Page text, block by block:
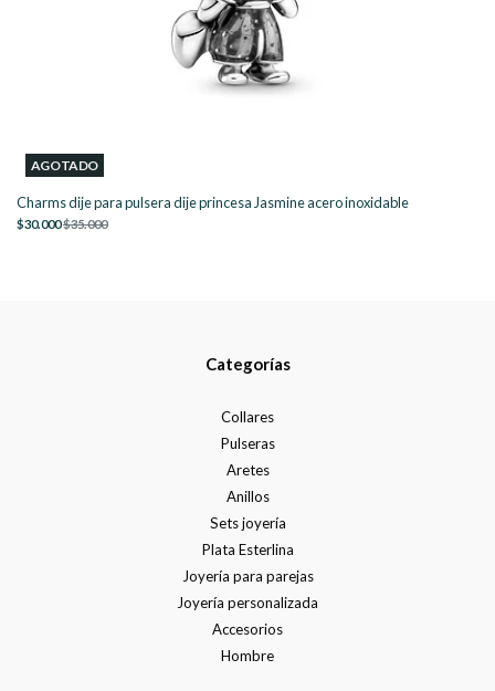
AGOTADO
Charms dije para pulsera dije princesa Jasmine acero inoxidable
$30.000$35.000
Categorías
Collares
Pulseras
Aretes
Anillos
Sets joyería
Plata Esterlina
Joyería para parejas
Joyería personalizada
Accesorios
Hombre